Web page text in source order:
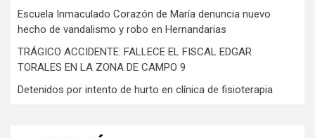
Escuela Inmaculado Corazón de María denuncia nuevo
hecho de vandalismo y robo en Hernandarias
TRÁGICO ACCIDENTE: FALLECE EL FISCAL EDGAR
TORALES EN LA ZONA DE CAMPO 9
Detenidos por intento de hurto en clínica de fisioterapia